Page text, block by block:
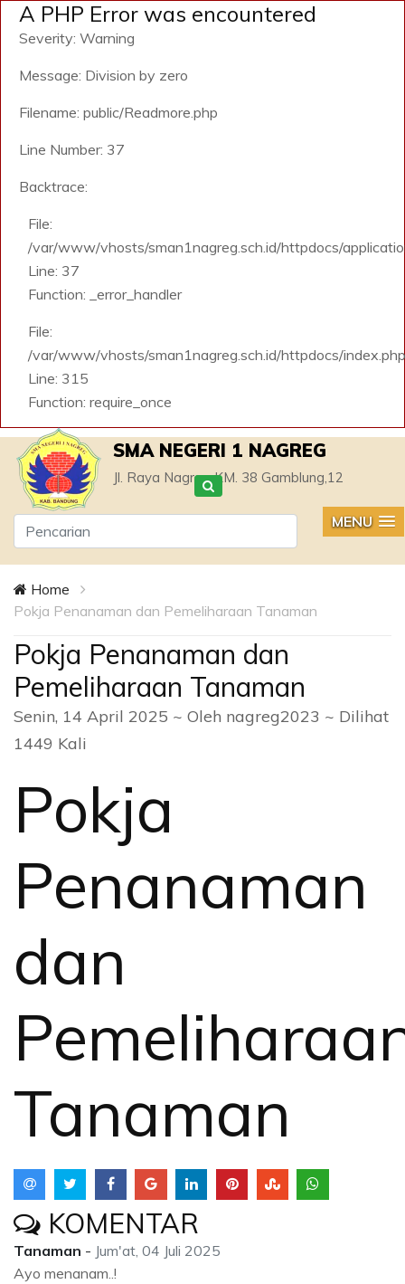
A PHP Error was encountered
Severity: Warning
Message: Division by zero
Filename: public/Readmore.php
Line Number: 37
Backtrace:
File:
/var/www/vhosts/sman1nagreg.sch.id/httpdocs/
Line: 37
Function: _error_handler
File:
/var/www/vhosts/sman1nagreg.sch.id/httpdocs/index.php
Line: 315
Function: require_once
SMA NEGERI 1 NAGREG
Jl. Raya Nagreg KM. 38 Gamblung,12
MENU
Home
Pokja Penanaman dan Pemeliharaan Tanaman
Pokja Penanaman dan
Pemeliharaan Tanaman
Senin, 14 April 2025 ~ Oleh nagreg2023 ~ Dilihat
1449 Kali
Pokja
Penanaman
dan
Tanaman
KOMENTAR
Tanaman - Jum'at, 04 Juli 2025
Ayo menanam..!